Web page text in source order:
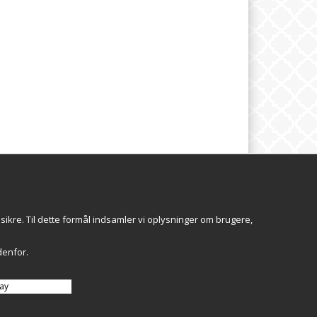
Til dette formål indsamler vi oplysninger om brugere,